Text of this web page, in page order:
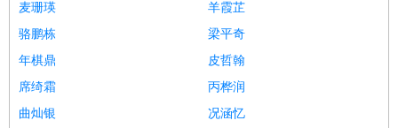
麦珊瑛
羊霞芷
骆鹏栋
梁平奇
年棋鼎
皮哲翰
席绮霜
丙桦润
曲灿银
况涵忆